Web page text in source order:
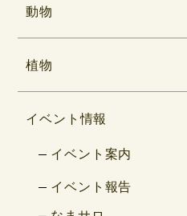
動物
植物
イベント情報
イベント案内
イベント報告